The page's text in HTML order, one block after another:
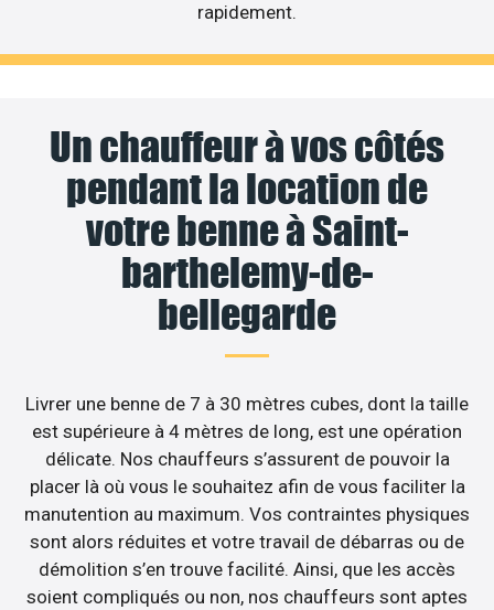
rapidement.
Un chauffeur à vos côtés
pendant la location de
votre benne à Saint-
barthelemy-de-
bellegarde
Livrer une benne de 7 à 30 mètres cubes, dont la taille
est supérieure à 4 mètres de long, est une opération
délicate. Nos chauffeurs s’assurent de pouvoir la
placer là où vous le souhaitez afin de vous faciliter la
manutention au maximum. Vos contraintes physiques
sont alors réduites et votre travail de débarras ou de
démolition s’en trouve facilité. Ainsi, que les accès
soient compliqués ou non, nos chauffeurs sont aptes